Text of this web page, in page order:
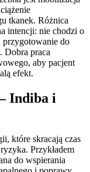
tkanek. Różnica
intencji: nie chodzi o
do
Dobra praca
aby pacjent
efekt.
Indiba i
które skracają czas
Przykładem
do wspierania